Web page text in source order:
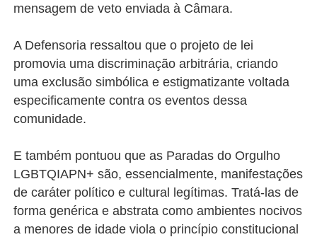
mensagem de veto enviada à Câmara.
A Defensoria ressaltou que o projeto de lei
promovia uma discriminação arbitrária, criando
uma exclusão simbólica e estigmatizante voltada
especificamente contra os eventos dessa
comunidade.
E também pontuou que as Paradas do Orgulho
LGBTQIAPN+ são, essencialmente, manifestações
de caráter político e cultural legítimas. Tratá-las de
forma genérica e abstrata como ambientes nocivos
a menores de idade viola o princípio constitucional